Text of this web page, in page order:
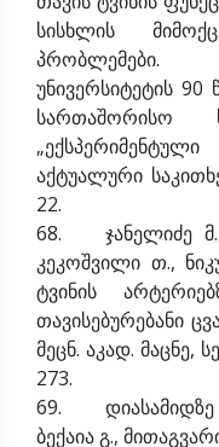
სისხლის
პრობლემები.
უნივერსიტეტის
სართაშორისო
აქტუალური
22.
68. ჯანელიძე მ.,
კეკოშვილი თ.,
ტვინის
თავისებურებანი
მეცნ. აკად. მაცნე,
273.
69. დიასამიდზე
ბექაია გ.,